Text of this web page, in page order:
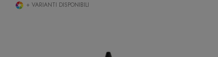
+ VARIANTI DISPONIBILI